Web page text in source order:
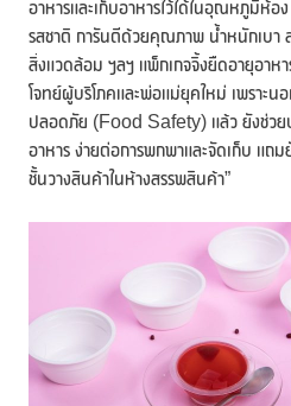
อาหารและเก็บอาหารไว้ได้ในอุณหภูมิห้อ
รสชาติ การันตีด้วยคุณภาพ น้ำหนักเบา
สิ่งแวดล้อม ฯลฯ แพ็กเกจจิ้งยืดอายุอาห
โจทย์ผู้บริโภคและพ่อแม่ยุคใหม่ เพราะน
ปลอดภัย (Food Safety) แล้ว ยังช่วยป
อาหาร ง่ายต่อการพกพาและจัดเก็บ แถ
ชั้นวางสินค้าในห้างสรรพสินค้า”